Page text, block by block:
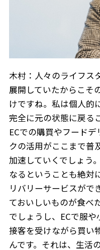
木村：人々のライフス
展開していたからこそ
けですね。私は個人的
完全に元の状態に戻る
ECでの購買やフード
クの活用がここまで普
加速していくでしょう
なるということも絶対
リバリーサービスがで
ておいしいものが食べ
でしょうし、ECで服や
接客を受けながら買い
んです。それは、生活